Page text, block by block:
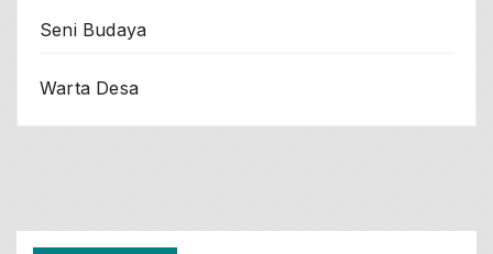
Seni Budaya
Warta Desa